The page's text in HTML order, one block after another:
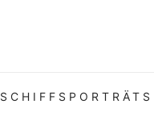
SCHIFFSPORTRÄTS